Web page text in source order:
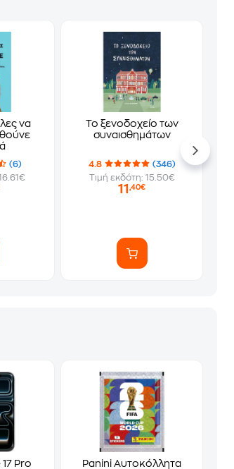
να
(6)
Το ξενοδοχείο των
συναισθημάτων
4.8
(346)
Τιμή εκδότη: 15.50€
11,40€
Pro
Panini Αυτοκόλλητα